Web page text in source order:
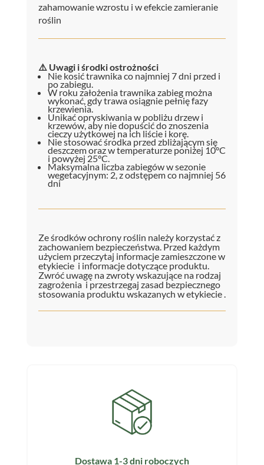
zahamowanie wzrostu i w efekcie zamieranie
roślin
⚠️ Uwagi i środki ostrożności
Nie kosić trawnika co najmniej 7 dni przed i
po zabiegu.
W roku założenia trawnika zabieg można
wykonać, gdy trawa osiągnie pełnię fazy
krzewienia.
Unikać opryskiwania w pobliżu drzew i
krzewów, aby nie dopuścić do znoszenia
cieczy użytkowej na ich liście i korę.
Nie stosować środka przed zbliżającym się
deszczem oraz w temperaturze poniżej 10°C
i powyżej 25°C.
Maksymalna liczba zabiegów w sezonie
wegetacyjnym: 2, z odstępem co najmniej 56
dni
Ze środków ochrony roślin należy korzystać z
zachowaniem bezpieczeństwa. Przed każdym
użyciem przeczytaj informacje zamieszczone w
etykiecie i informacje dotyczące produktu.
Zwróć uwagę na zwroty wskazujące na rodzaj
zagrożenia i przestrzegaj zasad bezpiecznego
stosowania produktu wskazanych w etykiecie .
Dostawa 1-3 dni roboczych